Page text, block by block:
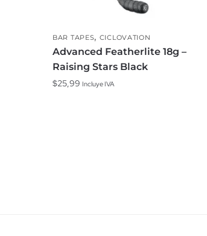
BAR TAPES, CICLOVATION
Advanced Featherlite 18g –
Raising Stars Black
$25,99 Incluye IVA